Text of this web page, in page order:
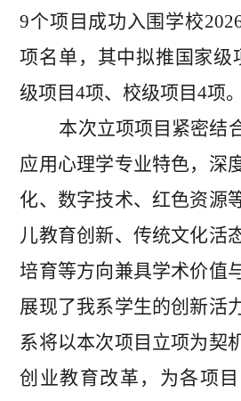
9个项目成功入围学校
项名单，其中拟推国家级
级项目4项、校级项目4项。
本次立项项目紧密结
应用心理学专业特色，深
化、数字技术、红色资源
儿教育创新、传统文化活
培育等方向兼具学术价值
展现了我系学生的创新活
系将以本次项目立项为契
创业教育改革，为各项